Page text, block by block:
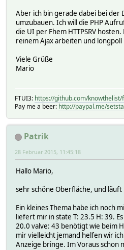
Aber ich bin gerade dabei bei der
umzubauen. Ich will die PHP
die UI per Fhem HTTPSRV
reinem Ajax arbeiten und
Viele Grüße
Mario
FTUI3: https://github.com/knowthelist/
Pay me a beer: http://paypal.me/
Patrik
28 Februar 2015, 11:45:18
Hallo Mario,
sehr schöne Oberfläche, und läuft
Ein kleines Thema habe ich noch
liefert mir in state T: 23.5 H: 39.
20.0 valve: 43 benötigt wie beim
mir vielleicht jemand helfen wir
Anzeige bringe. Im Voraus schon